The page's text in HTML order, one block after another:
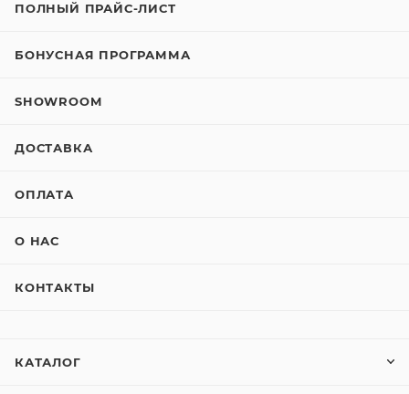
ПОЛНЫЙ ПРАЙС-ЛИСТ
БОНУСНАЯ ПРОГРАММА
SHOWROOM
ДОСТАВКА
ОПЛАТА
О НАС
КОНТАКТЫ
КАТАЛОГ